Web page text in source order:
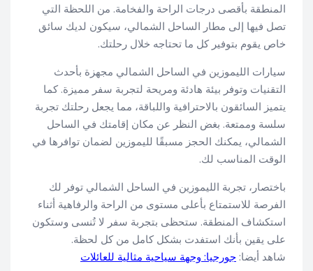
المنطقة بأقصى درجات الراحة والفخامة. من اللحظة التي
تصل فيها إلى مطار الساحل الشمالي، سيكون لديك سائق
خاص يقوم بتوفير كل ما تحتاجه خلال رحلتك.
سيارات الليموزين في الساحل الشمالي مجهزة بأحدث
التقنيات وتوفر بيئة هادئة ومريحة لتجربة سفر مميزة. كما
يتميز السائقون بالاحترافية واللباقة، مما يجعل رحلتك تجربة
سلسة وممتعة. بغض النظر عن مكان إقامتك في الساحل
الشمالي، يمكنك الحجز مسبقًا لليموزين لضمان توافرها في
الوقت المناسب لك.
باختصار، تجربة الليموزين في الساحل الشمالي توفر لك
الفرصة للاستمتاع بأعلى مستوى من الراحة والرفاهية أثناء
استكشاف المنطقة. ستحظى بتجربة سفر لا تُنسى وستكون
على يقين بأنك استفدت بشكل كامل من كل لحظة.
شاهد أيضا: جورجيا: وجهة سياحية مثالية للعائلات